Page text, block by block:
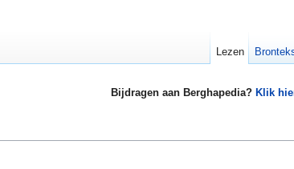
Bijdragen aan Berghapedia? Klik
Lezen